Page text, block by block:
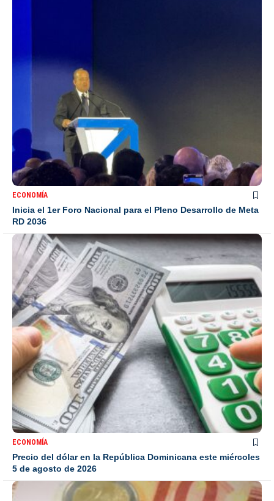
ECONOMÍA
Inicia el 1er Foro Nacional para el Pleno Desarrollo de Meta
RD 2036
ECONOMÍA
Precio del dólar en la República Dominicana este miércoles
5 de agosto de 2026